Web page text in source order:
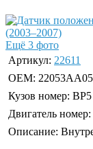
Ещё 3 фото
Артикул: 22611
OEM:
Кузов номер: BP5
Двигатель номер:
Описание: